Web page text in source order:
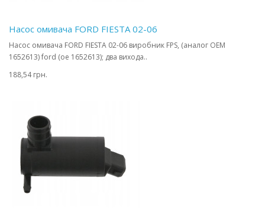
Насос омивача FORD FIESTA 02-06
Насос омивача FORD FIESTA 02-06 виробник FPS, (аналог OEM
1652613) ford (oe 1652613); два вихода..
188,54 грн.